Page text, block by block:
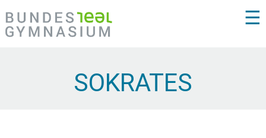
☰
SOKRATES